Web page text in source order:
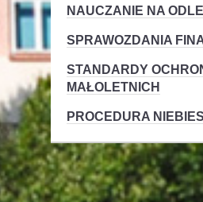
NAUCZANIE NA
SPRAWOZDANIA
STANDARDY
MAŁOLETNICH
PROCEDURA